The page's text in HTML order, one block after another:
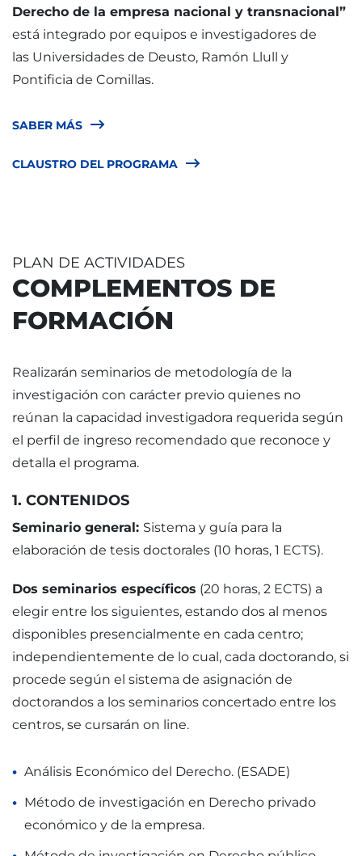
Derecho de la empresa nacional y transnacional”
está integrado por equipos e investigadores de
las Universidades de Deusto, Ramón Llull y
Pontificia de Comillas.
SABER MÁS
CLAUSTRO DEL PROGRAMA
PLAN DE ACTIVIDADES
COMPLEMENTOS DE
FORMACIÓN
Realizarán seminarios de metodología de la
investigación con carácter previo quienes no
reúnan la capacidad investigadora requerida según
el perfil de ingreso recomendado que reconoce y
detalla el programa.
1. CONTENIDOS
Seminario general: Sistema y guía para la
elaboración de tesis doctorales (10 horas, 1 ECTS).
Dos seminarios específicos (20 horas, 2 ECTS) a
elegir entre los siguientes, estando dos al menos
disponibles presencialmente en cada centro;
independientemente de lo cual, cada doctorando, si
procede según el sistema de asignación de
doctorandos a los seminarios concertado entre los
centros, se cursarán on line.
Análisis Económico del Derecho. (ESADE)
Método de investigación en Derecho privado
económico y de la empresa.